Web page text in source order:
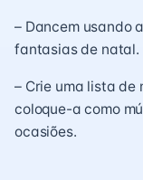
– Dancem usando
fantasias de natal.
– Crie uma lista de
coloque-a como
ocasiões.